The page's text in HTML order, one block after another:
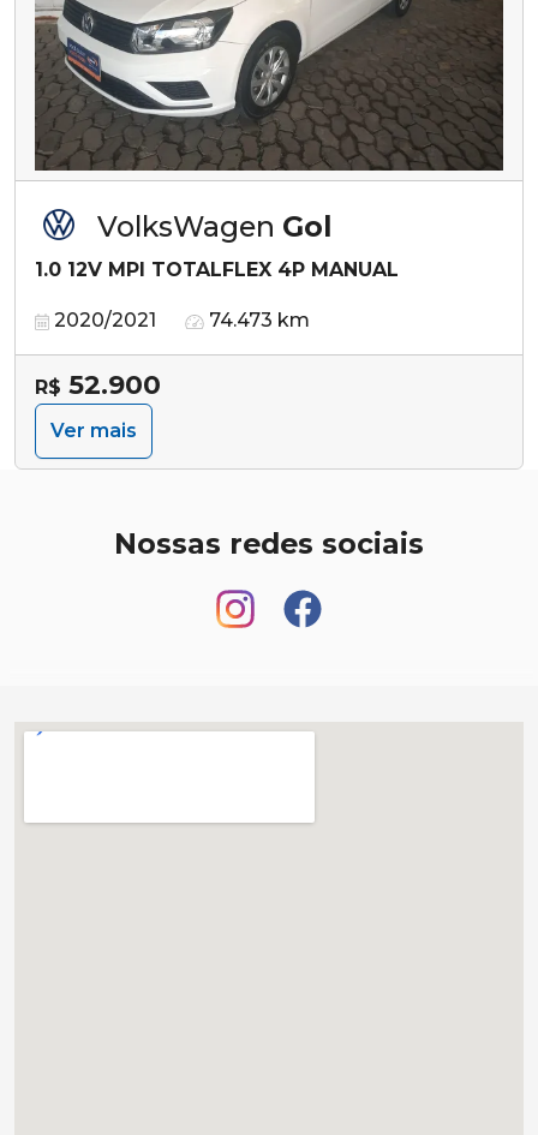
VolksWagen Gol
1.0 12V MPI TOTALFLEX 4P MANUAL
2020/2021 74.473 km
R$ 52.900
Ver mais
Nossas redes sociais